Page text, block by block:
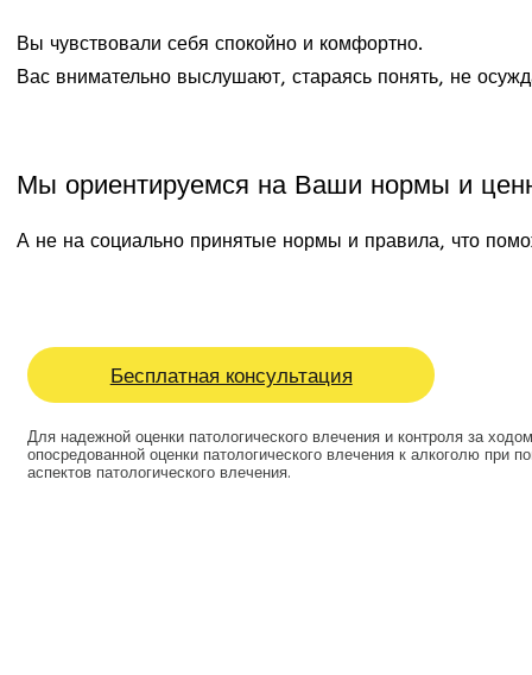
Вы чувствовали себя спокойно и комфортно.
Вас внимательно выслушают, стараясь понять, не
Мы ориентируемся на Ваши нормы и
А не на социально принятые нормы и правила, что
Бесплатная консультация
Для надежной оценки патологического влечения и контроля за
опосредованной оценки патологического влечения к алкоголю
аспектов патологического влечения.